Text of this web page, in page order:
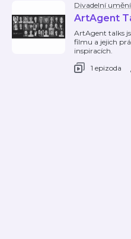
Divadelní umění
ArtAgent
ArtAgent talks
filmu a jejich
inspiracích.
1 epizoda